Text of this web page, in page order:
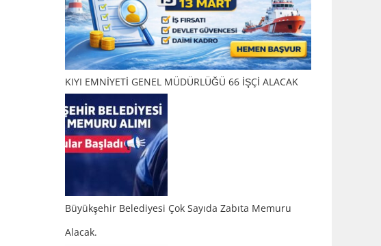
KIYI EMNİYETİ GENEL MÜDÜRLÜĞÜ 66 İŞÇİ ALACAK
Büyükşehir Belediyesi Çok Sayıda Zabıta Memuru
Alacak.